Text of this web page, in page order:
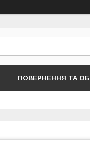
ПОВЕРНЕННЯ ТА